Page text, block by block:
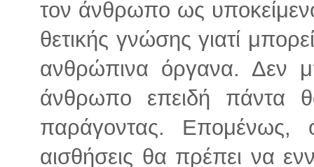
τον άνθρωπο ως
θετικής γνώσης γιατί
ανθρώπινα όργανα. Δεν
άνθρωπο επειδή πάντα
παράγοντας. Επομένως,
αισθήσεις θα πρέπει να